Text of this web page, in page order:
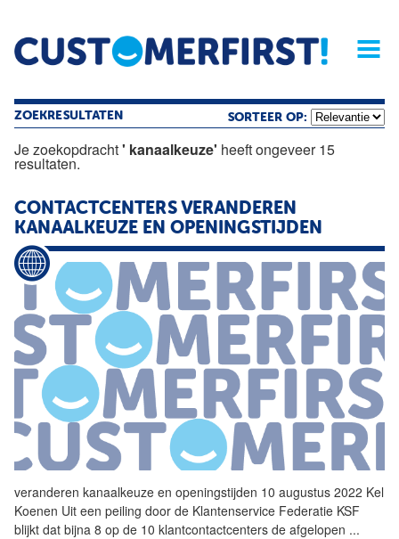
Home Opinie Archief
Magazine
ZOEKRESULTATEN SORTEER OP:
Je zoekopdracht' kanaalkeuze' heeft ongeveer 15
resultaten.
CONTACTCENTERS VERANDEREN
KANAALKEUZE EN OPENINGSTIJDEN
veranderen kanaalkeuze en openingstijden 10 augustus 2022 Kel
Koenen Uit een peiling door de Klantenservice Federatie KSF
blijkt dat bijna 8 op de 10 klantcontactcenters de afgelopen ...